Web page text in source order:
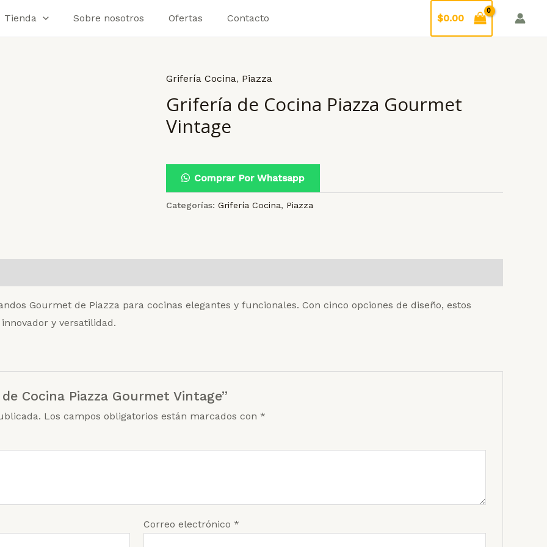
Tienda Sobre nosotros Ofertas Contacto $0.00
Grifería Cocina, Piazza
Grifería de Cocina Piazza Gourmet
Vintage
Comprar Por Whatsapp
Categorías: Grifería Cocina, Piazza
Gourmet de Piazza para cocinas elegantes y funcionales. Con cinco opciones de diseño, estos
y versatilidad.
Cocina Piazza Gourmet Vintage”
Los campos obligatorios están marcados con *
Correo electrónico*